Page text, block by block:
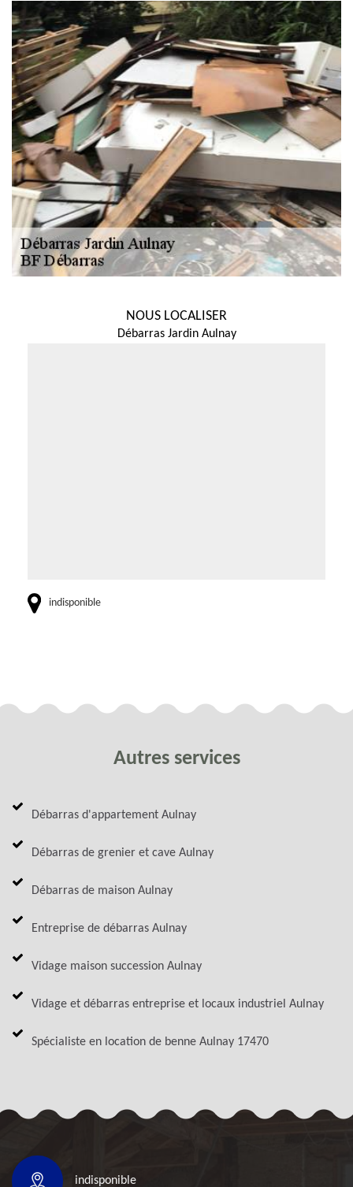
NOUS LOCALISER
Débarras Jardin Aulnay
indisponible
Autres services
Débarras d'appartement Aulnay
Débarras de grenier et cave Aulnay
Débarras de maison Aulnay
Entreprise de débarras Aulnay
Vidage maison succession Aulnay
Vidage et débarras entreprise et locaux industriel Aulnay
Spécialiste en location de benne Aulnay 17470
indisponible